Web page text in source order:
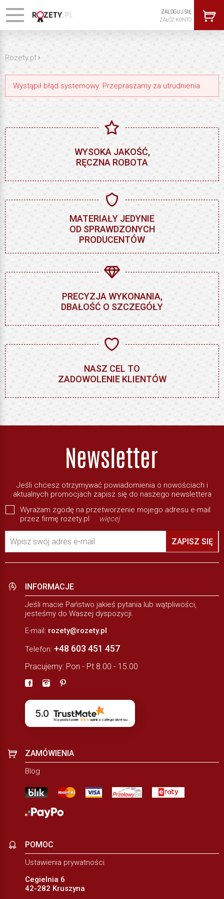
ZALOGUJ SIĘ
ZAŁÓŻ KONTO
Rozety.pl ›
Wystąpił błąd systemowy. Przepraszamy za utrudnienia
WYSOKA JAKOŚĆ,
RĘCZNA ROBOTA
MATERIAŁY JEDYNIE
OD SPRAWDZONYCH
PRODUCENTÓW
PRECYZJA WYKONANIA,
DBAŁOŚĆ O SZCZEGÓŁY
NASZ CEL TO
ZADOWOLENIE KLIENTÓW
Jeśli chcesz otrzymywać powiadomienia o nowościach i
aktualnych promocjach zapisz się do naszego newslettera
Wyrażam zgodę na przetworzenie mojego adresu e-mail
przez firmę rozety.pl
więcej
Wpisz swój adres e-mail ZAPISZ SIĘ
INFORMACJE
Jeśli macie Państwo jakieś pytania lub wątpliwości,
jesteśmy do Waszej dyspozycji.
E-mail: rozety@rozety.pl
Telefon: +48 603 451 457
Pracujemy: Pon - Pt 8.00 - 15.00
5.0
Na podstawie 884opiniiz całego okresu
ZAMÓWIENIA
Blog
POMOC
Ustawienia prywatności
Cegielnia 6
42-282 Kruszyna